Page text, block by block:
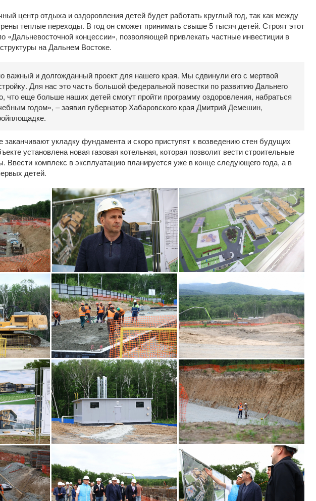
центр отдыха и оздоровления детей будет работать круглый год, так как между
теплые переходы. В год он сможет принимать свыше 5 тысяч детей. Строят этот
«Дальневосточной концессии», позволяющей привлекать частные инвестиции в
на Дальнем Востоке.
важный и долгожданный проект для нашего края. Мы сдвинули его с мертвой
Для нас это часть большой федеральной повестки по развитию Дальнего
что еще больше наших детей смогут пройти программу оздоровления, набраться
годом», – заявил губернатор Хабаровского края Дмитрий Демешин,
заканчивают укладку фундамента и скоро приступят к возведению стен будущих
установлена новая газовая котельная, которая позволит вести строительные
Ввести комплекс в эксплуатацию планируется уже в конце следующего года, а в
детей.